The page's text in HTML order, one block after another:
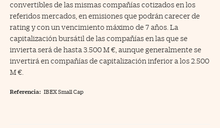
convertibles de las mismas compañías cotizados en los
referidos mercados, en emisiones que podrán carecer de
rating y con un vencimiento máximo de 7 años. La
capitalización bursátil de las compañías en las que se
invierta será de hasta 3.500 M €, aunque generalmente se
invertirá en compañías de capitalización inferior a los 2.500
M €.
Referencia: IBEX Small Cap